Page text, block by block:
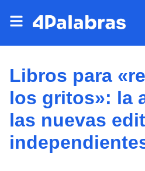
Libros para
los gritos»: la
las nuevas